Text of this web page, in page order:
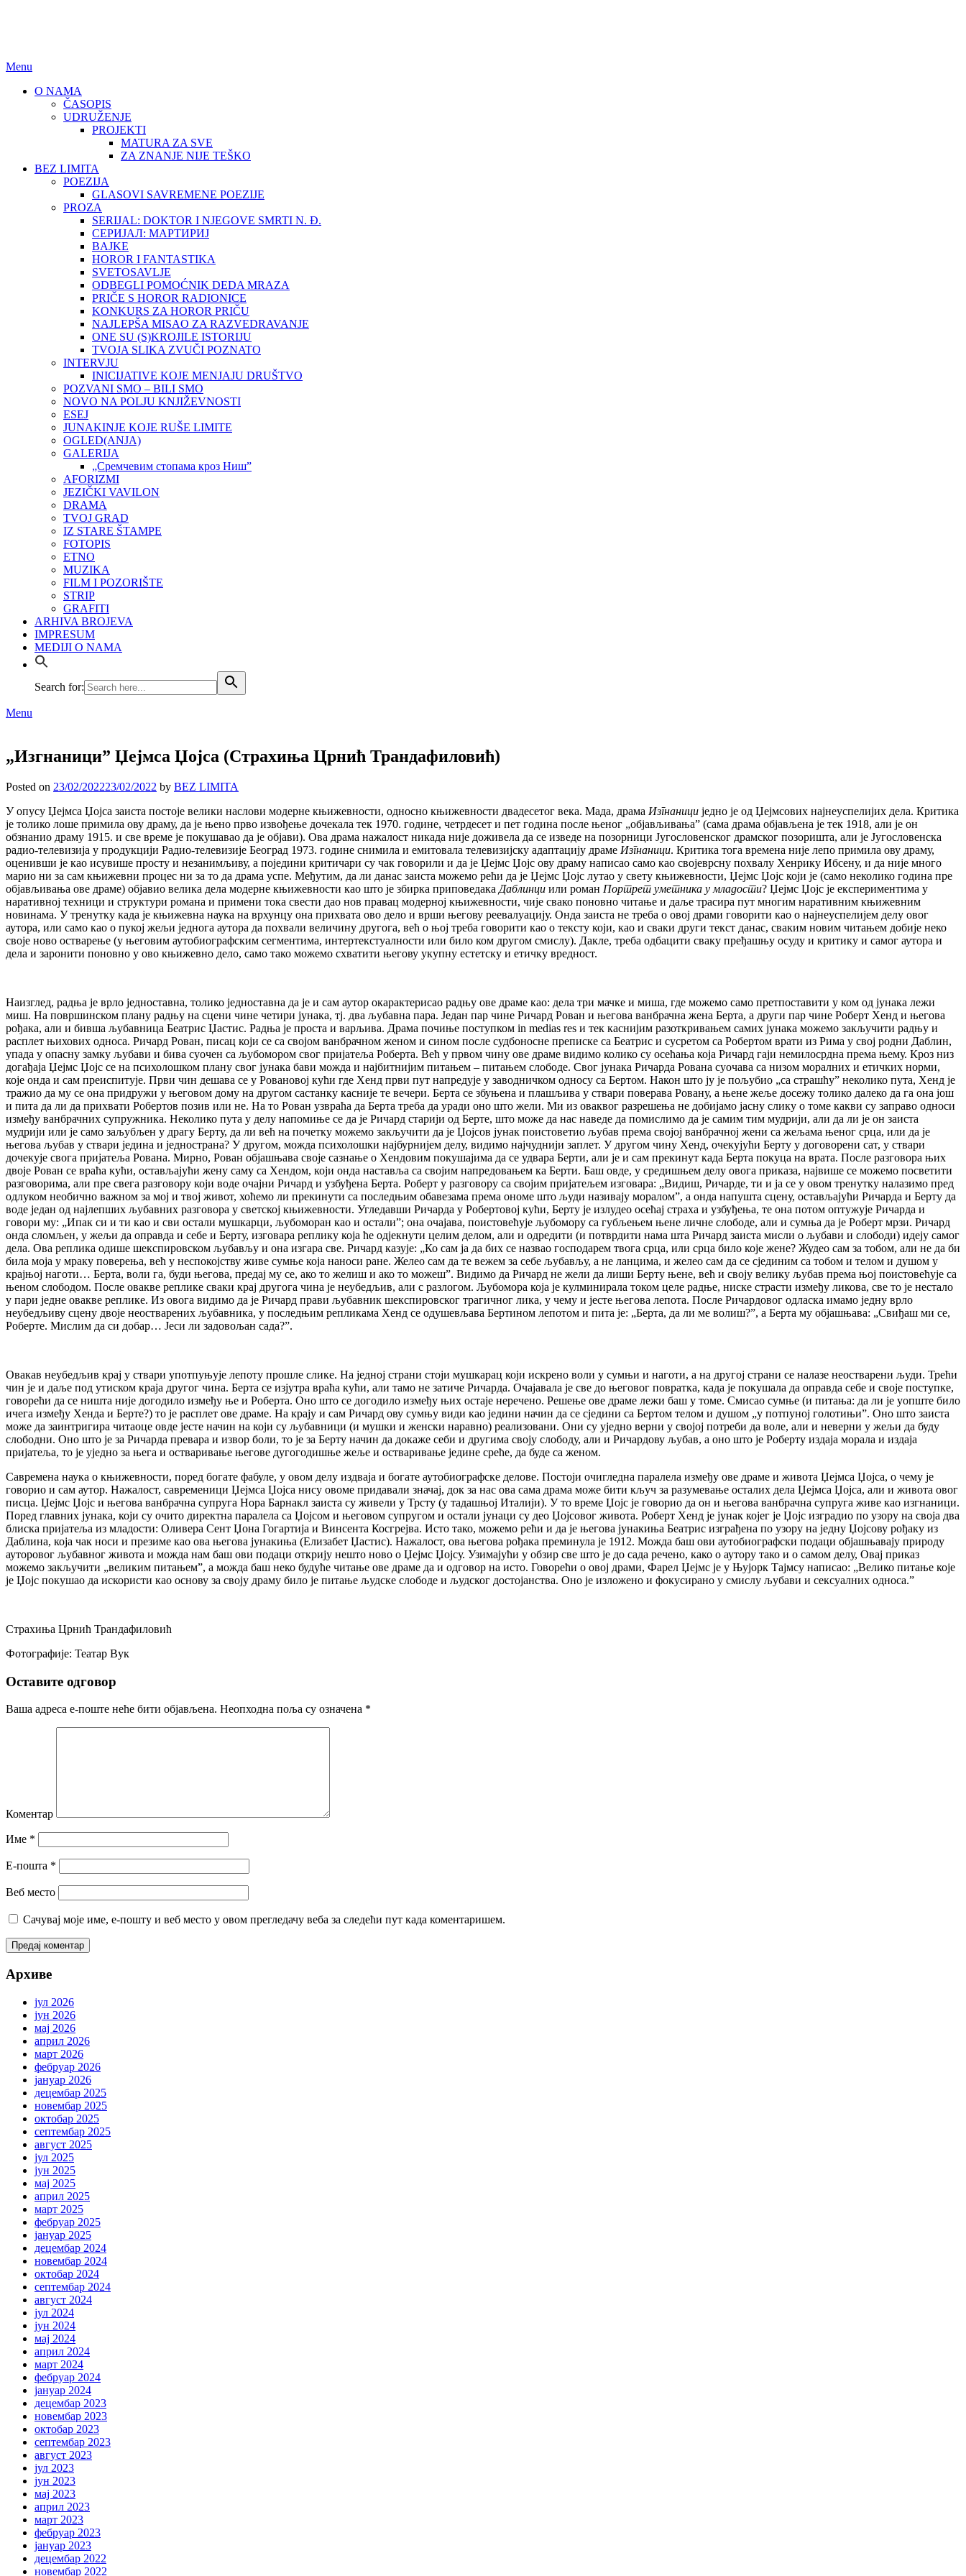
Menu
O NAMA
ČASOPIS
UDRUŽENJE
PROJEKTI
MATURA ZA SVE
ZA ZNANJE NIJE TEŠKO
BEZ LIMITA
POEZIJA
GLASOVI SAVREMENE POEZIJE
PROZA
SERIJAL: DOKTOR I NJEGOVE SMRTI N. Đ.
СЕРИЈАЛ: МАРТИРИЈ
BAJKE
HOROR I FANTASTIKA
SVETOSAVLJE
ODBEGLI POMOĆNIK DEDA MRAZA
PRIČE S HOROR RADIONICE
KONKURS ZA HOROR PRIČU
NAJLEPŠA MISAO ZA RAZVEDRAVANJE
ONE SU (S)KROJILE ISTORIJU
TVOJA SLIKA ZVUČI POZNATO
INTERVJU
INICIJATIVE KOJE MENJAJU DRUŠTVO
POZVANI SMO – BILI SMO
NOVO NA POLJU KNJIŽEVNOSTI
ESEJ
JUNAKINJE KOJE RUŠE LIMITE
OGLED(ANJA)
GALERIJA
„Сремчевим стопама кроз Ниш”
AFORIZMI
JEZIČKI VAVILON
DRAMA
TVOJ GRAD
IZ STARE ŠTAMPE
FOTOPIS
ETNO
MUZIKA
FILM I POZORIŠTE
STRIP
GRAFITI
ARHIVA BROJEVA
IMPRESUM
MEDIJI O NAMA
Search for:
Menu
„Изгнаници” Џејмса Џојса (Страхиња Црнић Трандафиловић)
Posted on 23/02/202223/02/2022 by BEZ LIMITA
У опусу Џејмса Џојса заиста постоје велики наслови модерне књижевности, односно књижевности двадесетог века. Мада, драма Изгнаници једно је од Џејмсових најнеуспелијих дела. Критика
је толико лоше примила ову драму, да је њено прво извођење дочекала тек 1970. године, четрдесет и пет година после њеног „објављивања” (сама драма објављена је тек 1918, али је он
обзнанио драму 1915. и све време је покушавао да је објави). Ова драма нажалост никада није доживела да се изведе на позорници Југословенског драмског позоришта, али је Југословенска
радио-телевизија у продукцији Радио-телевизије Београд 1973. године снимила и емитовала телевизијску адаптацију драме Изгнаници. Критика тога времена није лепо примила ову драму,
оценивши је као исувише просту и незанимљиву, а поједини критичари су чак говорили и да је Џејмс Џојс ову драму написао само као својеврсну похвалу Хенрику Ибсену, и да није много
марио ни за сам књижевни процес ни за то да драма успе. Међутим, да ли данас заиста можемо рећи да је Џејмс Џојс лутао у свету књижевности, Џејмс Џојс који је (само неколико година пре
објављивања ове драме) објавио велика дела модерне књижевности као што је збирка приповедака Даблинци или роман Портрет уметника у младости? Џејмс Џојс је експериментима у
наративној техници и структури романа и примени тока свести дао нов правац модерној књижевности, чије свако поновно читање и даље трасира пут многим наративним књижевним
новинама. У тренутку када је књижевна наука на врхунцу она прихвата ово дело и врши његову реевалуацију. Онда заиста не треба о овој драми говорити као о најнеуспелијем делу овог
аутора, или само као о пукој жељи једнога аутора да похвали величину другога, већ о њој треба говорити као о тексту који, као и сваки други текст данас, сваким новим читањем добије неко
своје ново остварење (у његовим аутобиографским сегментима, интертекстуалности или било ком другом смислу). Дакле, треба одбацити сваку пређашњу осуду и критику и самог аутора и
дела и заронити поновно у ово књижевно дело, само тако можемо схватити његову укупну естетску и етичку вредност.
Наизглед, радња је врло једноставна, толико једноставна да је и сам аутор окарактерисао радњу ове драме као: дела три мачке и миша, где можемо само претпоставити у ком од јунака лежи
миш. На површинском плану радњу на сцени чине четири јунака, тј. два љубавна пара. Један пар чине Ричард Рован и његова ванбрачна жена Берта, а други пар чине Роберт Хенд и његова
рођака, али и бивша љубавница Беатрис Џастис. Радња је проста и варљива. Драма почиње поступком in medias res и тек каснијим разоткривањем самих јунака можемо закључити радњу и
расплет њихових односа. Ричард Рован, писац који се са својом ванбрачном женом и сином после судбоносне преписке са Беатрис и сусретом са Робертом врати из Рима у свој родни Даблин,
упада у опасну замку љубави и бива суочен са љубомором свог пријатеља Роберта. Већ у првом чину ове драме видимо колико су осећања која Ричард гаји немилосрдна према њему. Кроз низ
догађаја Џејмс Џојс се на психолошком плану свог јунака бави можда и најбитнијим питањем – питањем слободе. Свог јунака Ричарда Рована суочава са низом моралних и етичких норми,
које онда и сам преиспитује. Први чин дешава се у Ровановој кући где Хенд први пут напредује у заводничком односу са Бертом. Након што ју је пољубио „са страшћу” неколико пута, Хенд је
тражио да му се она придружи у његовом дому на другом састанку касније те вечери. Берта се збуњена и плашљива у ствари поверава Ровану, а њене жеље досежу толико далеко да га она још
и пита да ли да прихвати Робертов позив или не. На то Рован узвраћа да Берта треба да уради оно што жели. Ми из оваквог разрешења не добијамо јасну слику о томе какви су заправо односи
између ванбрачних супружника. Неколико пута у делу напомиње се да је Ричард старији од Берте, што може да нас наведе да помислимо да је самим тим мудрији, али да ли је он заиста
мудрији или је само заљубљен у драгу Берту, да ли већ на почетку можемо закључити да је Џојсов јунак поистоветио љубав према својој ванбрачној жени са жељама њеног срца, или да је
његова љубав у ствари једина и једнострана? У другом, можда психолошки најбурнијем делу, видимо најчуднији заплет. У другом чину Хенд, очекујући Берту у договорени сат, у ствари
дочекује свога пријатеља Рована. Мирно, Рован објашњава своје сазнање о Хендовим покушајима да се удвара Берти, али је и сам прекинут када Берта покуца на врата. После разговора њих
двоје Рован се враћа кући, остављајући жену саму са Хендом, који онда наставља са својим напредовањем ка Берти. Баш овде, у средишњем делу овога приказа, највише се можемо посветити
разговорима, али пре свега разговору који воде очајни Ричард и узбуђена Берта. Роберт у разговору са својим пријатељем изговара: „Видиш, Ричарде, ти и ја се у овом тренутку налазимо пред
одлуком необично важном за мој и твој живот, хоћемо ли прекинути са последњим обавезама према ономе што људи називају моралом”, а онда напушта сцену, остављајући Ричарда и Берту да
воде један од најлепших љубавних разговора у светској књижевности. Угледавши Ричарда у Робертовој кући, Берту је излудео осећај страха и узбуђења, те она потом оптужује Ричарда и
говори му: „Ипак си и ти као и сви остали мушкарци, љубоморан као и остали”; она очајава, поистовећује љубомору са губљењем њене личне слободе, али и сумња да је Роберт мрзи. Ричард
онда сломљен, у жељи да оправда и себе и Берту, изговара реплику која ће одјекнути целим делом, али и одредити (и потврдити нама шта Ричард заиста мисли о љубави и слободи) идеју самог
дела. Ова реплика одише шекспировском љубављу и она изгара све. Ричард казује: „Ко сам ја да бих се назвао господарем твога срца, или срца било које жене? Жудео сам за тобом, али не да би
била моја у мраку поверења, већ у неспокојству живе сумње која наноси ране. Желео сам да те вежем за себе љубављу, а не ланцима, и желео сам да се сјединим са тобом и телом и душом у
крајњој наготи… Берта, воли га, буди његова, предај му се, ако то желиш и ако то можеш”. Видимо да Ричард не жели да лиши Берту њене, већ и своју велику љубав према њој поистовећује са
њеном слободом. После овакве реплике сваки крај другога чина је неубедљив, али с разлогом. Љубомора која је кулминирала током целе радње, ниске страсти између ликова, све то је нестало
у пари једне овакве реплике. Из овога видимо да је Ричард прави љубавник шекспировског трагичног лика, у чему и јесте његова лепота. После Ричардовог одласка имамо једну врло
неубедљиву сцену двоје неостварених љубавника, у последњим репликама Хенд се одушевљава Бертином лепотом и пита је: „Берта, да ли ме волиш?”, а Берта му објашњава: „Свиђаш ми се,
Роберте. Мислим да си добар… Јеси ли задовољан сада?”.
Овакав неубедљив крај у ствари употпуњује лепоту прошле слике. На једној страни стоји мушкарац који искрено воли у сумњи и наготи, а на другој страни се налазе неостварени људи. Трећи
чин је и даље под утиском краја другог чина. Берта се изјутра враћа кући, али тамо не затиче Ричарда. Очајавала је све до његовог повратка, када је покушала да оправда себе и своје поступке,
говорећи да се ништа није догодило између ње и Роберта. Оно што се догодило између њих остаје неречено. Решење ове драме лежи баш у томе. Смисао сумње (и питања: да ли је уопште било
ичега између Хенда и Берте?) то је расплет ове драме. На крају и сам Ричард ову сумњу види као једини начин да се сједини са Бертом телом и душом „у потпуној голотињи”. Оно што заиста
може да заинтригира читаоце овде јесте начин на који су љубавници (и мушки и женски наравно) реализовани. Они су уједно верни у својој потреби да воле, али и неверни у жељи да буду
слободни. Оно што је за Ричарда превара и извор боли, то је за Берту начин да докаже себи и другима своју слободу, али и Ричардову љубав, а оно што је Роберту издаја морала и издаја
пријатеља, то је уједно за њега и остваривање његове дугогодишње жеље и остваривање једине среће, да буде са женом.
Савремена наука о књижевности, поред богате фабуле, у овом делу издваја и богате аутобиографске делове. Постоји очигледна паралела између ове драме и живота Џејмса Џојса, о чему је
говорио и сам аутор. Нажалост, савременици Џејмса Џојса нису овоме придавали значај, док за нас ова сама драма може бити кључ за разумевање осталих дела Џејмса Џојса, али и живота овог
писца. Џејмс Џојс и његова ванбрачна супруга Нора Барнакл заиста су живели у Трсту (у тадашњој Италији). У то време Џојс је говорио да он и његова ванбрачна супруга живе као изгнаници.
Поред главних јунака, који су очито директна паралела са Џојсом и његовом супругом и остали јунаци су део Џојсовог живота. Роберт Хенд је јунак којег је Џојс изградио по узору на своја два
блиска пријатеља из младости: Оливера Сент Џона Гогартија и Винсента Косгрејва. Исто тако, можемо рећи и да је његова јунакиња Беатрис изграђена по узору на једну Џојсову рођаку из
Даблина, која чак носи и презиме као ова његова јунакиња (Елизабет Џастис). Нажалост, ова његова рођака преминула је 1912. Можда баш ови аутобиографски подаци објашњавају природу
ауторовог љубавног живота и можда нам баш ови подаци открију нешто ново о Џејмс Џојсу. Узимајући у обзир све што је до сада речено, како о аутору тако и о самом делу, Овај приказ
можемо закључити „великим питањем”, а можда баш неко будуће читање ове драме да и одговор на исто. Говорећи о овој драми, Фарел Џејмс је у Њујорк Тајмсу написао: „Велико питање које
је Џојс покушао да искористи као основу за своју драму било је питање људске слободе и људског достојанства. Оно је изложено и фокусирано у смислу љубави и сексуалних односа.”
Страхиња Црнић Трандафиловић
Фотографије: Театар Вук
Оставите одговор
Ваша адреса е-поште неће бити објављена. Неопходна поља су означена *
Коментар
Име *
Е-пошта *
Веб место
Сачувај моје име, е-пошту и веб место у овом прегледачу веба за следећи пут када коментаришем.
Архиве
јул 2026
јун 2026
мај 2026
април 2026
март 2026
фебруар 2026
јануар 2026
децембар 2025
новембар 2025
октобар 2025
септембар 2025
август 2025
јул 2025
јун 2025
мај 2025
април 2025
март 2025
фебруар 2025
јануар 2025
децембар 2024
новембар 2024
октобар 2024
септембар 2024
август 2024
јул 2024
јун 2024
мај 2024
април 2024
март 2024
фебруар 2024
јануар 2024
децембар 2023
новембар 2023
октобар 2023
септембар 2023
август 2023
јул 2023
јун 2023
мај 2023
април 2023
март 2023
фебруар 2023
јануар 2023
децембар 2022
новембар 2022